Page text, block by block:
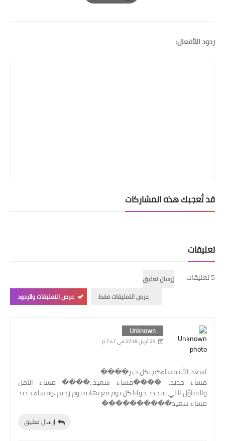
Print
ردود اللأفعال:
قد تُعجبك هذه المشاركات
تعليقات
5 تعليقات
إرسال تعليق
عرض التعليقات فقط
عرض التعليقات والردود
Unknown
29 أبريل 2018 في 7:47 م
اسعد الله مساءكم بكل خير����
مساء جديد.. ����مساء سعيد..���� مساء الأمل
والتفاؤل اللي بيتجدد جوانا كل يوم مع نهاية يوم رجيم..ومساء جديد
مساء سعيد����������
إرسال تعليق